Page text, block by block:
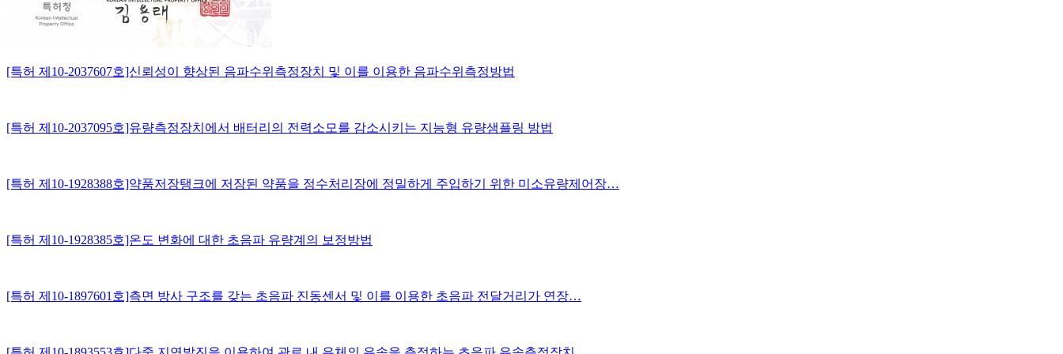
[특허 제10-2037607호]신뢰성이 향상된 음파수위측정장치 및 이를 이용한 음파수위측정방법
[특허 제10-2037095호]유량측정장치에서 배터리의 전력소모를 감소시키는 지능형 유량샘플링 방법
[특허 제10-1928388호]약품저장탱크에 저장된 약품을 정수처리장에 정밀하게 주입하기 위한 미소유량제어장…
[특허 제10-1928385호]온도 변화에 대한 초음파 유량계의 보정방법
[특허 제10-1897601호]측면 방사 구조를 갖는 초음파 진동센서 및 이를 이용한 초음파 전달거리가 연장…